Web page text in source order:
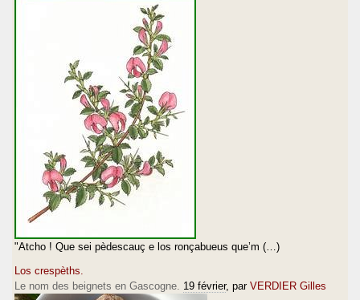
"Atcho ! Que sei pèdescauç e los ronçabueus que’m (…)
Los crespèths.
Le nom des beignets en Gascogne. 19 février, par VERDIER Gilles